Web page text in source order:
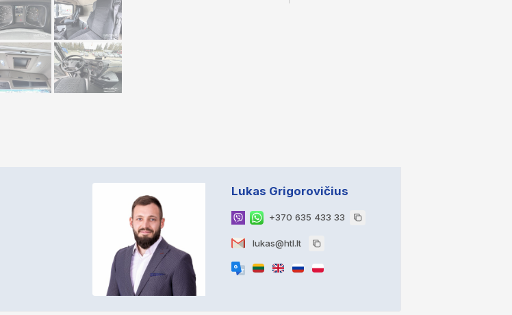
Lukas Grigorovičius
+370 635 433 33
lukas@htl.lt